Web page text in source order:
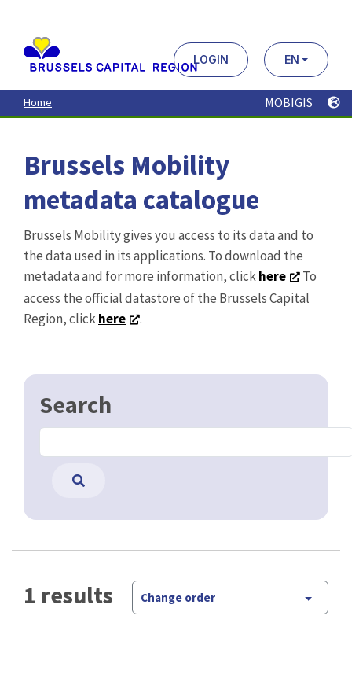
contenu
principal
LOGIN EN
Home MOBIGIS
Brussels Mobility
metadata catalogue
Brussels Mobility gives you access to its data and to
the data used in its applications. To download the
metadata and for more information, clickhere
To
access the official datastore of the Brussels Capital
Region, clickhere .
Search
1 results Change order